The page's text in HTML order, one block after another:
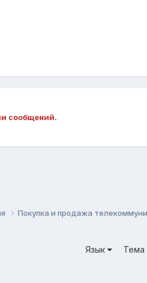
сообщений.
Покупка и продажа
Язык Тема